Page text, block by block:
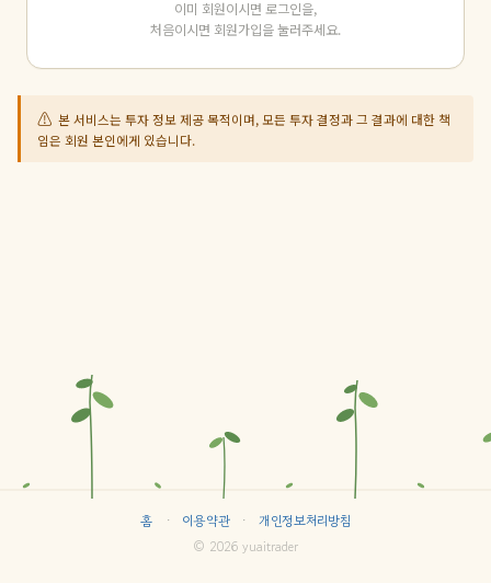
이미 회원이시면 로그인을,
처음이시면 회원가입을 눌러주세요.
본 서비스는 투자 정보 제공 목적이며, 모든 투자 결정과 그 결과에 대한 책
임은 회원 본인에게 있습니다.
홈 · 이용약관 ·
개인정보처리방침
© 2026 yuaitrader